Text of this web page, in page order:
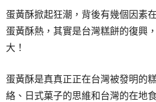
蛋黃酥掀起狂潮，背後有幾個因素
蛋黃酥熱，其實是台灣糕餅的復興
大！
蛋黃酥是真真正正在台灣被發明的
絡、日式菓子的思維和台灣的在地